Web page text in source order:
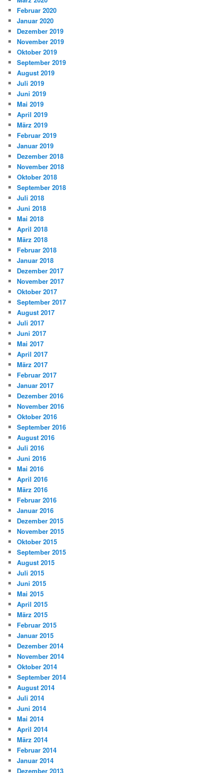
Februar 2020
Januar 2020
Dezember 2019
November 2019
Oktober 2019
September 2019
August 2019
Juli 2019
Juni 2019
Mai 2019
April 2019
März 2019
Februar 2019
Januar 2019
Dezember 2018
November 2018
Oktober 2018
September 2018
Juli 2018
Juni 2018
Mai 2018
April 2018
März 2018
Februar 2018
Januar 2018
Dezember 2017
November 2017
Oktober 2017
September 2017
August 2017
Juli 2017
Juni 2017
Mai 2017
April 2017
März 2017
Februar 2017
Januar 2017
Dezember 2016
November 2016
Oktober 2016
September 2016
August 2016
Juli 2016
Juni 2016
Mai 2016
April 2016
März 2016
Februar 2016
Januar 2016
Dezember 2015
November 2015
Oktober 2015
September 2015
August 2015
Juli 2015
Juni 2015
Mai 2015
April 2015
März 2015
Februar 2015
Januar 2015
Dezember 2014
November 2014
Oktober 2014
September 2014
August 2014
Juli 2014
Juni 2014
Mai 2014
April 2014
März 2014
Februar 2014
Januar 2014
Dezember 2013